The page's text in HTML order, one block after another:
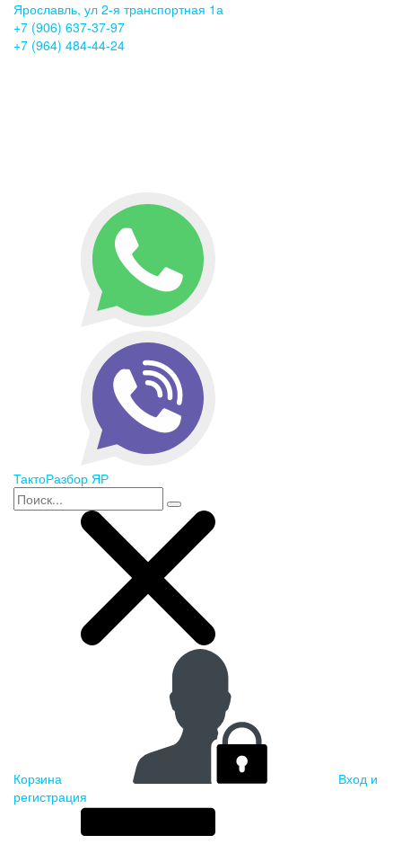
Ярославль, ул 2-я транспортная 1а
+7 (906) 637-37-97
+7 (964) 484-44-24
ТактоРазбор ЯР
Корзина
Вход и
регистрация